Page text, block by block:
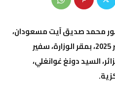
محمد صديق آيت مسعودان،
مساء اليوم الثلاثاء 16 سبتمبر 2025، بمقر الوزارة، سفير
السيد دونغ غوانغلي،